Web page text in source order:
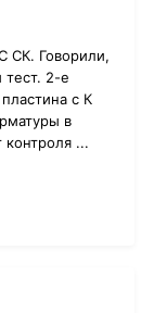
СК. Говорили,
тест. 2-е
с К
в
контроля ...